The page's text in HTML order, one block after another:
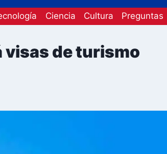
Ciencia Cultura Preguntas
visas de turismo